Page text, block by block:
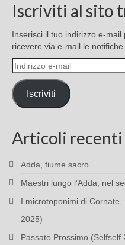
Iscriviti al sito
Inserisci il tuo indirizzo e-
ricevere via e-mail le notifiche
Indirizzo
e-
mail
Iscriviti
Articoli recenti
Adda, fiume sacro
Maestri lungo l’Adda, nel
I microtoponimi di
2025)
Passato Prossimo (Selfself